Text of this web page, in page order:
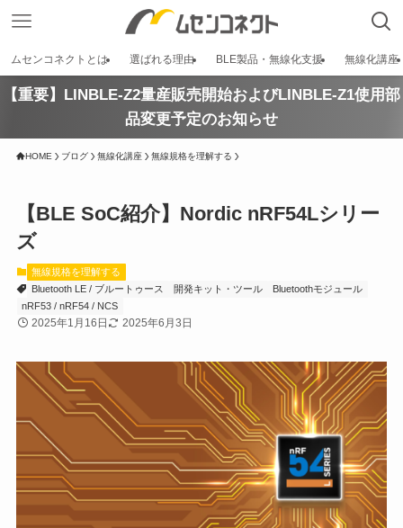
ムセンコネクトとは 選ばれる理由 BLE製品・無線化支援 無線化講座
【重要】LINBLE-Z2量産販売開始およびLINBLE-Z1使用部
品変更予定のお知らせ
HOME ブログ 無線化講座 無線規格を理解する
【BLE SoC紹介】Nordic nRF54Lシリー
ズ
無線規格を理解する
Bluetooth LE / ブルートゥース
開発キット・ツール
Bluetoothモジュール
nRF53 / nRF54 / NCS
2025年1月16日 2025年6月3日